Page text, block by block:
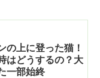
の上に登った猫！
はどうするの？大
一部始終